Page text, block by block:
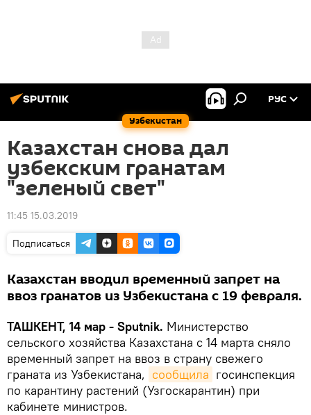
Узбекистан
РУС
Казахстан снова дал
узбекским гранатам
"зеленый свет"
11:45 15.03.2019
Подписаться
Казахстан вводил временный запрет на
ввоз гранатов из Узбекистана с 19 февраля.
ТАШКЕНТ, 14 мар - Sputnik. Министерство
сельского хозяйства Казахстана с 14 марта сняло
временный запрет на ввоз в страну свежего
граната из Узбекистана, сообщила госинспекция
по карантину растений (Узгоскарантин) при
кабинете министров.